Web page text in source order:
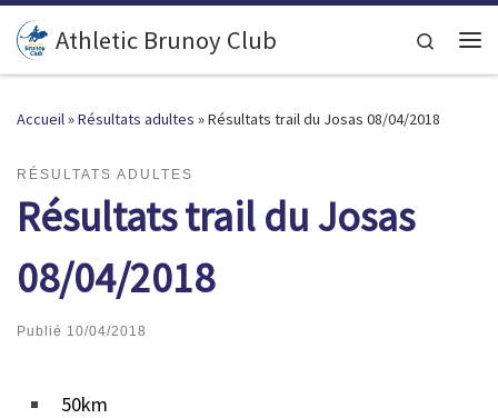
Passer au contenu
Athletic Brunoy Club Search
Accueil»Résultats adultes »Résultats trail du Josas 08/04/2018
RÉSULTATS ADULTES
Résultats trail du Josas
08/04/2018
Publié 10/04/2018
50km